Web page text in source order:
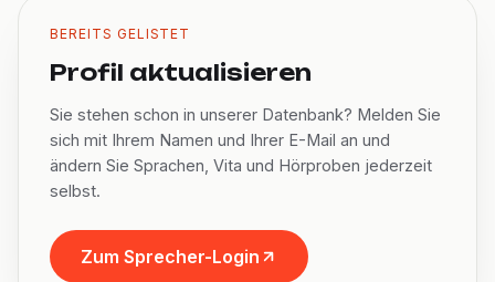
BEREITS GELISTET
Profil aktualisieren
Sie stehen schon in unserer Datenbank? Melden Sie
sich mit Ihrem Namen und Ihrer E-Mail an und
ändern Sie Sprachen, Vita und Hörproben jederzeit
selbst.
Zum Sprecher-Login